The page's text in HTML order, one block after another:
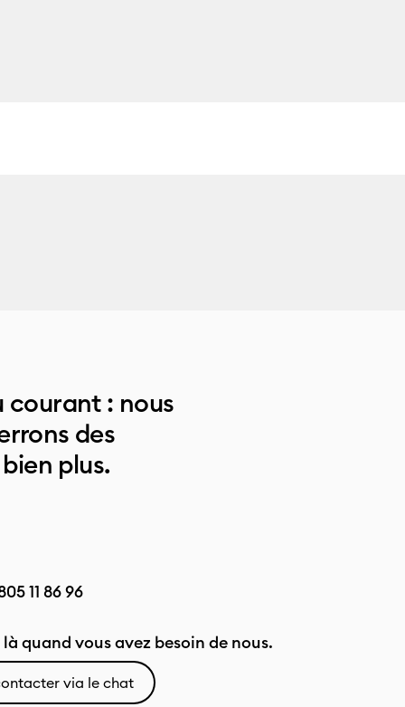
courant : nous
des
plus.
11 86 96
là quand vous avez besoin de nous.
via le chat